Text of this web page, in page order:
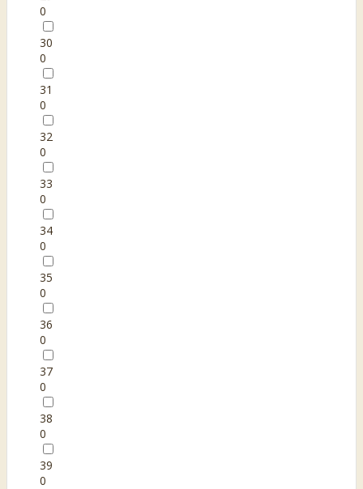
0
30
0
31
0
32
0
33
0
34
0
35
0
36
0
37
0
38
0
39
0